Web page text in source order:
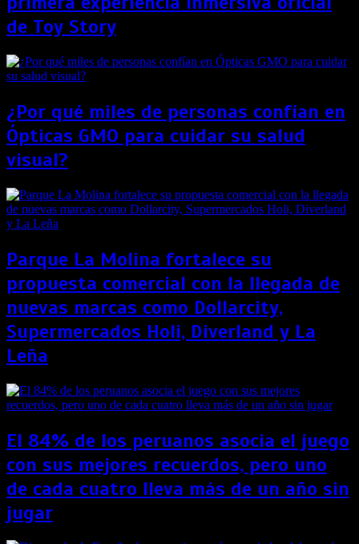
de Toy Story
¿Por qué miles de personas confían en
Ópticas GMO para cuidar su salud
visual?
Parque La Molina fortalece su
propuesta comercial con la llegada de
nuevas marcas como Dollarcity,
Supermercados Holi, Diverland y La
Leña
El 84% de los peruanos asocia el juego
con sus mejores recuerdos, pero uno
de cada cuatro lleva más de un año sin
jugar